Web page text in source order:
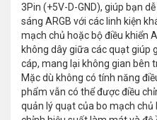
3Pin (+5V-D-GND), giúp bạn
sáng ARGB với các linh kiện
mạch chủ hoặc bộ điều khiển
không dây giữa các quạt giúp
cáp, mang lại không gian bên
Mặc dù không có tính năng
phẩm vẫn có thể được điều
quản lý quạt của bo mạch chủ